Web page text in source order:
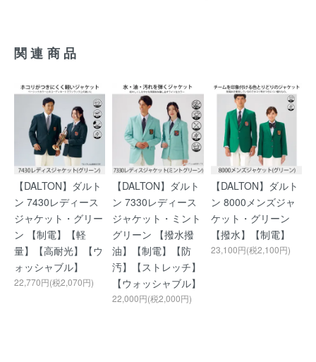
関連商品
【DALTON】ダルト
ン 7430レディース
ジャケット・グリー
ン 【制電】【軽
量】【高耐光】【ウ
ォッシャブル】
22,770円(税2,070円)
【DALTON】ダルト
ン 7330レディース
ジャケット・ミント
グリーン 【撥水撥
油】【制電】【防
汚】【ストレッチ】
【ウォッシャブル】
22,000円(税2,000円)
【DALTON】ダルト
ン 8000メンズジャ
ケット・グリーン
【撥水】【制電】
23,100円(税2,100円)